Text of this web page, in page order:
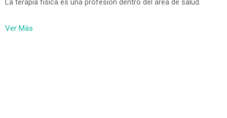
La terapia física es una profesión dentro del área de salud.
Ver Más